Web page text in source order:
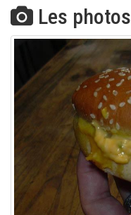
Les photos